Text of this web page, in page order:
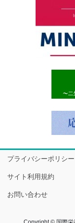
プライバシーポリシー
サイト利用規約
お問い合わせ